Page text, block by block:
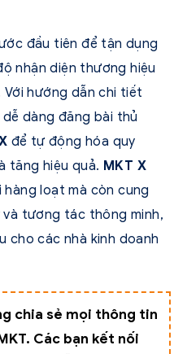
đầu tiên để tận dụng
nhận diện thương hiệu
Với hướng dẫn chi tiết
dàng đăng bài thủ
để tự động hóa quy
tăng hiệu quả. MKT X
loạt mà còn cung
tương tác thông minh,
cho các nhà kinh doanh
chia sẻ mọi thông tin
Các bạn kết nối